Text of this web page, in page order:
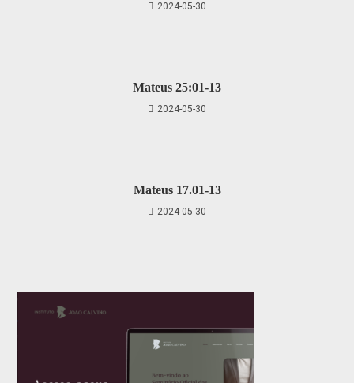
2024-05-30
Mateus 25:01-13
2024-05-30
Mateus 17.01-13
2024-05-30